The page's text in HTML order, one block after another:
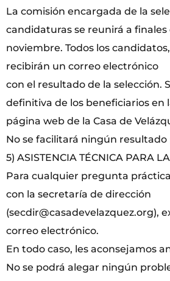
La comisión encargada de la
candidaturas se reunirá a finales
noviembre. Todos los
recibirán un correo electrónico
con el resultado de la selección.
definitiva de los beneficiarios en
página web de la Casa de
No se facilitará ningún
5) ASISTENCIA TÉCNICA PARA
Para cualquier pregunta
con la secretaría de dirección
(secdir@casadevelazquez.org),
correo electrónico.
En todo caso, les aconsejamos
No se podrá alegar ningún